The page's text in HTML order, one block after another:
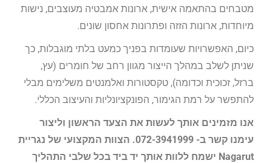
מטבחים בהתאמה אישית, ארונות אמבטיה מעוצבים, נישות
מיוחדות, ארונות הזזה ופתרונות אחסון שונים.
כיום, האפשרויות שעומדות בפניך כמעט בלתי מוגבלות, כך
שניתן לשלב במהלך הייצור מגוון רחב של חומרים (עץ,
ברזל, זכוכית וכדומה), טקסטורות ואלמנטים משלימים מבלי
להתפשר על רמת הגימור, הפונקציונליות והעיצוב הכללי.
אנו מזמינים אותך לעשות את הצעד הראשון וליצור
עימנו קשר ב- 072-3941999. הצוות המקצועי של נגריית
Nagarut ישמח ללוות אותך יד ביד בכל שלבי התהליך